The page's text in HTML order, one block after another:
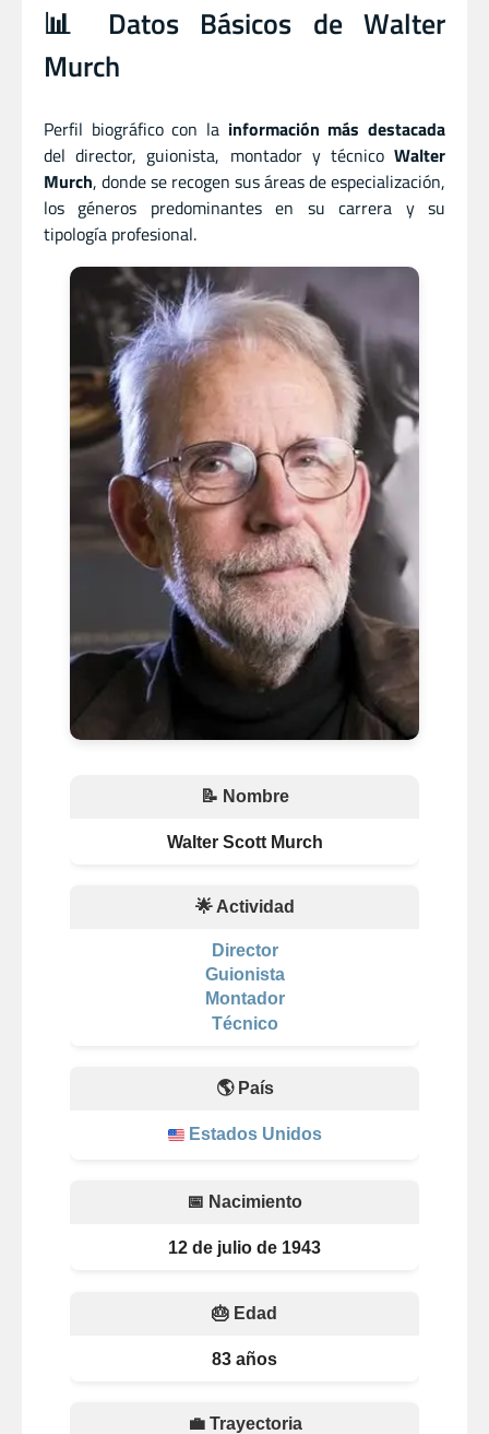
📊 Datos Básicos de Walter
Murch
Perfil biográfico con la información más destacada
del director, guionista, montadory técnicoWalter
Murch, donde se recogen sus áreas de especialización,
los géneros predominantes en su carrera y su
tipología profesional.
📝 Nombre
Walter Scott Murch
🌟 Actividad
Director
Guionista
Montador
Técnico
🌎 País
Estados Unidos
📅 Nacimiento
12 de julio de 1943
🎂 Edad
83 años
💼 Trayectoria